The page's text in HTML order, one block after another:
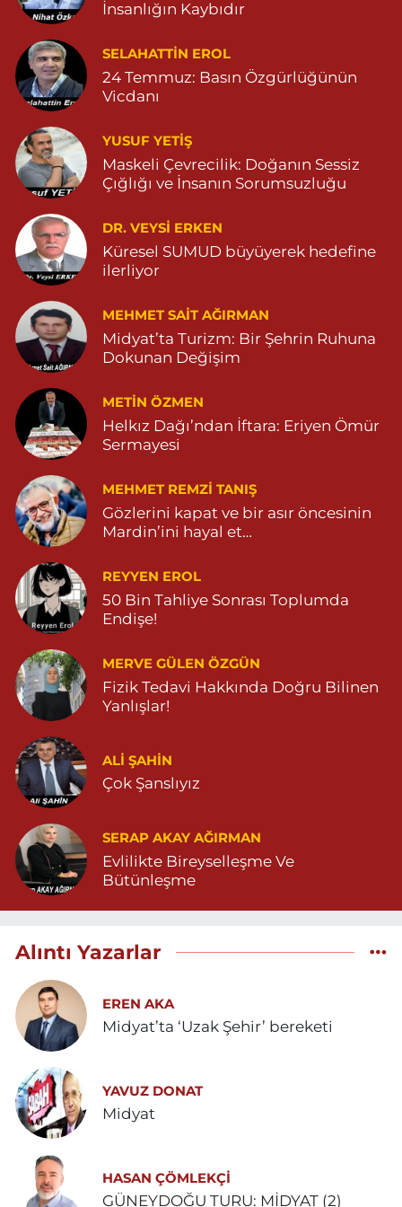
Serhat Eczanesi
ZEYTİNPINAR MAH.ROJ CAD. DEVLET HASTANESİ KARŞISI NO:11
04822513006
0 (482) 251 30 06 Yol Tarifi Al
Çınarbaş Eczanesi
BAHÇEBAŞI MAHALLESİ HANSEHATUN CADDE NO:120 C
04825911015
0 (482) 591 10 15
Şahin Eczanesi
KAPLAN MAHALLESİ MARDİN CADDESİ NO:25 C 05551514905
Özdemir Eczanesi
YENİ MAHALLE 3086 SOKAK NO:4 3 04825413121
0 (482) 541 31 21
İnsanlığın Kaybıdır
SELAHATTIN EROL
24 Temmuz: Basın Özgürlüğünün
Vicdanı
YUSUF YETİŞ
Maskeli Çevrecilik: Doğanın Sessiz
Çığlığı ve İnsanın Sorumsuzluğu
DR. VEYSI ERKEN
Küresel SUMUD büyüyerek hedefine
ilerliyor
MEHMET SAIT AĞIRMAN
Midyat’ta Turizm: Bir Şehrin Ruhuna
Dokunan Değişim
METIN ÖZMEN
Helkız Dağı’ndan İftara: Eriyen Ömür
Sermayesi
MEHMET REMZI TANIŞ
Gözlerini kapat ve bir asır öncesinin
Mardin’ini hayal et…
REYYEN EROL
50 Bin Tahliye Sonrası Toplumda
Endişe!
MERVE GÜLEN ÖZGÜN
Fizik Tedavi Hakkında Doğru Bilinen
Yanlışlar!
ALI ŞAHİN
Çok Şanslıyız
SERAP AKAY AĞIRMAN
Evlilikte Bireyselleşme Ve
Bütünleşme
Alıntı Yazarlar
EREN AKA
Midyat’ta ‘Uzak Şehir’ bereketi
YAVUZ DONAT
Midyat
HASAN ÇÖMLEKÇİ
GÜNEYDOĞU TURU: MİDYAT (2)